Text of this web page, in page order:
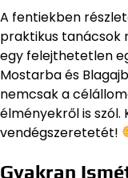
A fentiekben
praktikus tanácsok
egy felejthetetlen
Mostarba és
nemcsak a
élményekről is szól.
vendégszeretetét!
Gyakran